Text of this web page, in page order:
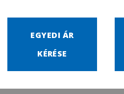
EGYEDI ÁR
KÉRÉSE